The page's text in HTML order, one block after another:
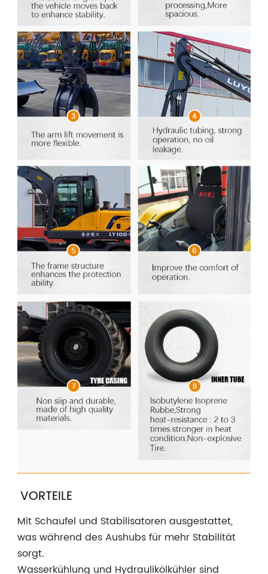
VORTEILE
Mit Schaufel und Stabilisatoren ausgestattet,
was während des Aushubs für mehr Stabilität
sorgt.
Wasserkühlung und Hydraulikölkühler sind